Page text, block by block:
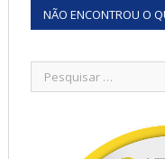
NÃO ENCONTROU O